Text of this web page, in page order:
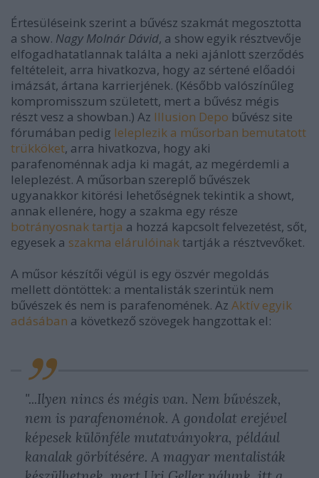
Értesüléseink szerint a bűvész szakmát megosztotta
a show. Nagy Molnár Dávid, a show egyik résztvevője
elfogadhatatlannak találta a neki ajánlott szerződés
feltételeit, arra hivatkozva, hogy az sértené előadói
imázsát, ártana karrierjének. (Később valószínűleg
kompromisszum született, mert a bűvész mégis
részt vesz a showban.) Az Illusion Depo bűvész site
fórumában pedig leleplezik a műsorban bemutatott
trükköket, arra hivatkozva, hogy aki
parafenoménnak adja ki magát, az megérdemli a
leleplezést. A műsorban szereplő bűvészek
ugyanakkor kitörési lehetőségnek tekintik a showt,
annak ellenére, hogy a szakma egy része
botrányosnak tartja a hozzá kapcsolt felvezetést, sőt,
egyesek a szakma elárulóinak tartják a résztvevőket.
A műsor készítői végül is egy öszvér megoldás
mellett döntöttek: a mentalisták szerintük nem
bűvészek és nem is parafenomének. Az Aktív egyik
adásában a következő szövegek hangzottak el:
"...Ilyen nincs és mégis van. Nem bűvészek,
nem is parafenoménok. A gondolat erejével
képesek különféle mutatványokra, például
kanalak görbítésére. A magyar mentalisták